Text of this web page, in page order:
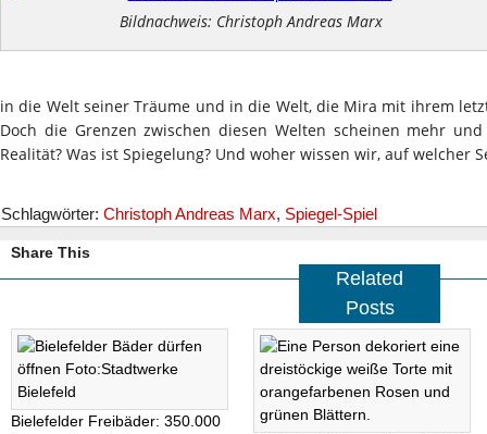
Bildnachweis: Christoph Andreas Marx
in die Welt seiner Träume und in die Welt, die Mira mit ihrem
Doch die Grenzen zwischen diesen Welten scheinen mehr
Realität? Was ist Spiegelung? Und woher wissen wir, auf welcher
Schlagwörter: Christoph Andreas Marx, Spiegel-Spiel
Share This
Related
Posts
Bielefelder Freibäder: 350.000